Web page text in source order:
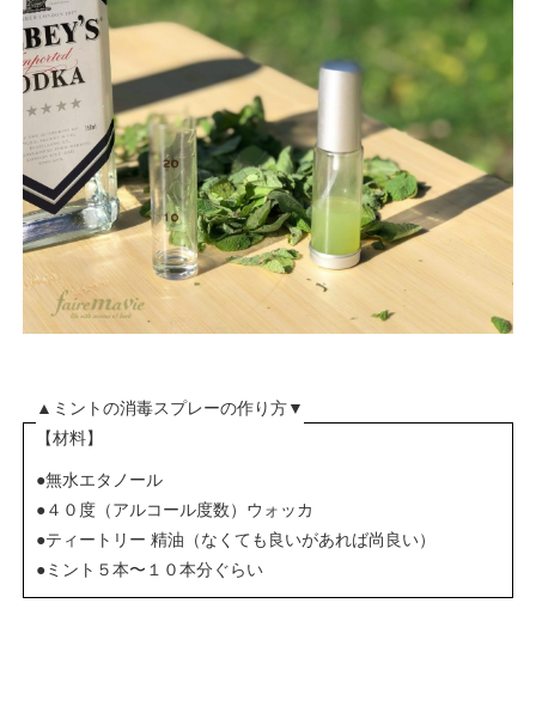
▲ミントの消毒スプレーの作り方▼
【材料】
●無水エタノール
●４０度（アルコール度数）ウォッカ
●ティートリー 精油（なくても良いがあれば尚良い）
●ミント５本〜１０本分ぐらい